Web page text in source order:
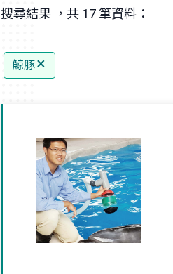
搜尋結果 ，共 17 筆資料：
鯨豚